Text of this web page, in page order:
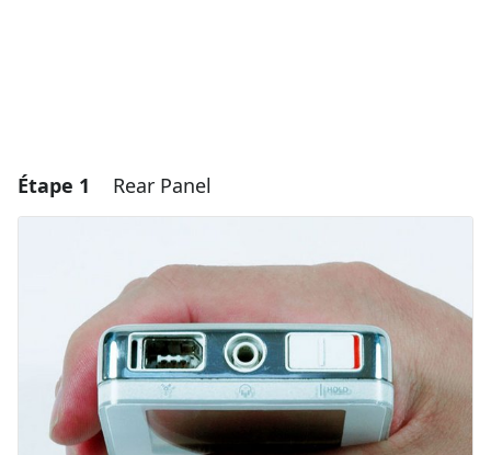
Étape 1 Rear Panel